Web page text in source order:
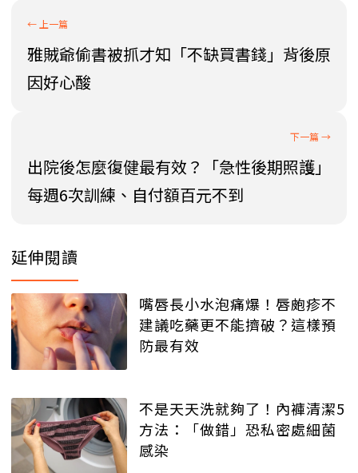
雅賊爺偷書被抓才知「不缺買書錢」背後原
因好心酸
出院後怎麼復健最有效？「急性後期照護」
每週6次訓練、自付額百元不到
延伸閱讀
嘴唇長小水泡痛爆！唇皰疹不
建議吃藥更不能擠破？這樣預
防最有效
不是天天洗就夠了！內褲清潔5
方法：「做錯」恐私密處細菌
感染